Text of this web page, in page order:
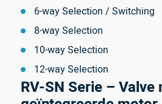
6-way Selection / Switching
8-way Selection
10-way Selection
12-way Selection
RV-SN Serie – Valve